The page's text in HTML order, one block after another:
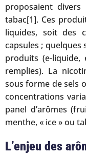
proposaient
tabac[1]. Ces
liquides, soit des
capsules ;
produits (e-liquide,
remplies). La
sous forme de sels
concentrations
panel d’arômes
menthe, « ice » ou
L’enjeu des